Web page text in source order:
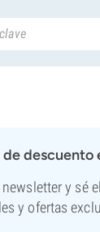
de
y sé
y ofertas